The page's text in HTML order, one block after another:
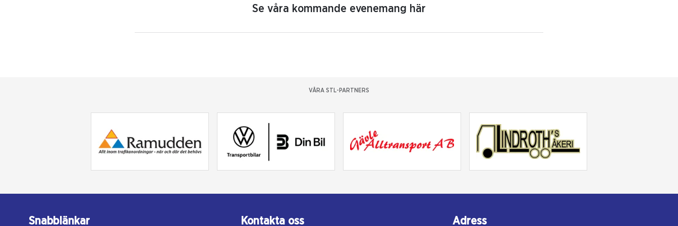
Se våra kommande evenemang här
VÅRA STL-PARTNERS
Snabblänkar Kontakta oss Adress